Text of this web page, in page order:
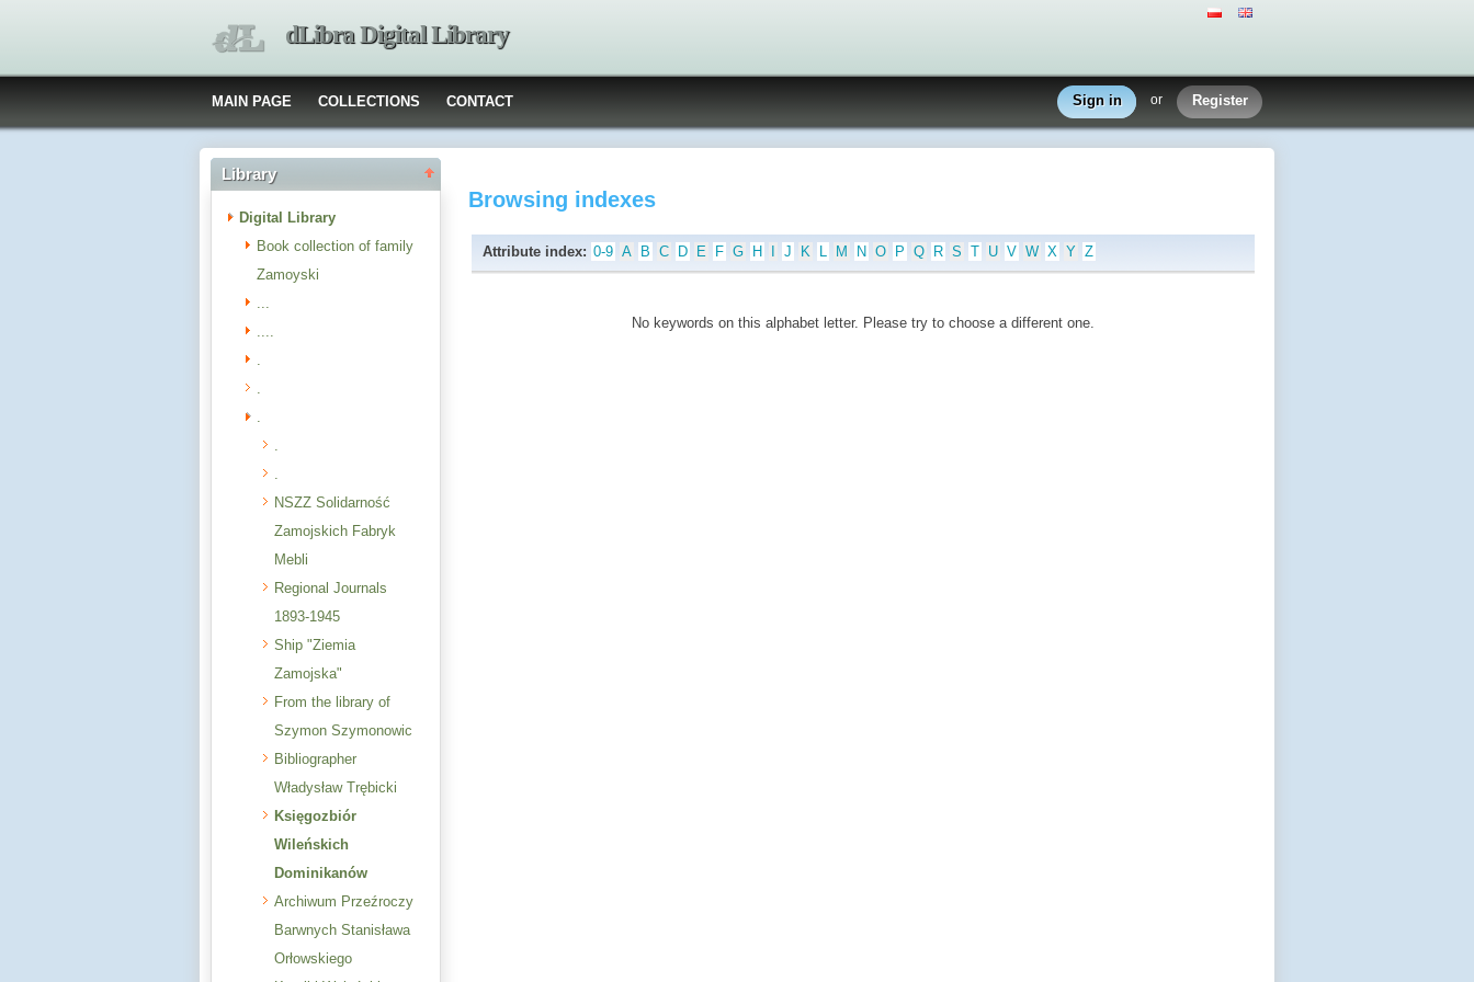
dLibra Digital Library
MAIN PAGE COLLECTIONS CONTACT Sign in or Register
Library
Digital Library
Book collection of family
Zamoyski
...
....
.
.
.
.
.
NSZZ Solidarność
Zamojskich Fabryk
Mebli
Regional Journals
1893-1945
Ship "Ziemia
Zamojska"
From the library of
Szymon Szymonowic
Bibliographer
Władysław Trębicki
Księgozbiór
Wileńskich
Dominikanów
Archiwum Przeźroczy
Barwnych Stanisława
Orłowskiego
Browsing indexes
Attribute index: 0-9 A B C D E F G H J K L M N O P Q R S T U V W X Y Z
No keywords on this alphabet letter. Please try to choose a different one.